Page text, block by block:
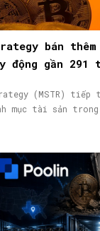
bán thêm
động gần 291
(MSTR) tiếp
mục tài sản